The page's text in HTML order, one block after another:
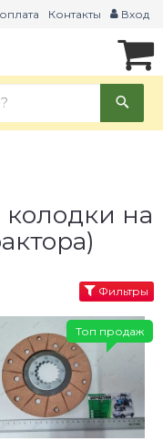
Контакты Вход
на
Фильтры
Топ продаж